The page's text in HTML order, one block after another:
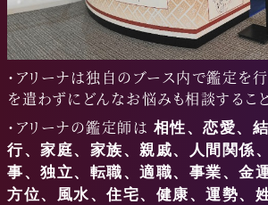
・アリーナは独自のブース内で鑑定を
を遣わずにどんなお悩みも相談するこ
・アリーナの鑑定師は 相性、恋愛、
行、家庭、家族、親戚、人間関係
事、独立、転職、適職、事業、金
方位、風水、住宅、健康、運勢、